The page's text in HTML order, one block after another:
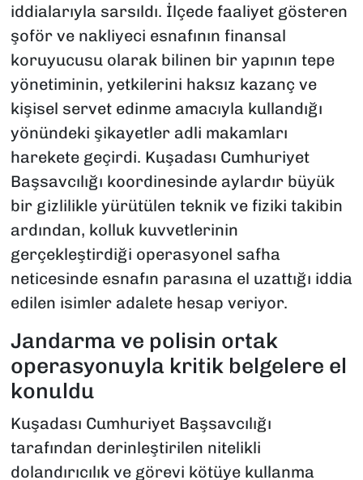
iddialarıyla sarsıldı. İlçede faaliyet gösteren
şoför ve nakliyeci esnafının finansal
koruyucusu olarak bilinen bir yapının tepe
yönetiminin, yetkilerini haksız kazanç ve
kişisel servet edinme amacıyla kullandığı
yönündeki şikayetler adli makamları
harekete geçirdi. Kuşadası Cumhuriyet
Başsavcılığı koordinesinde aylardır büyük
bir gizlilikle yürütülen teknik ve fiziki takibin
ardından, kolluk kuvvetlerinin
gerçekleştirdiği operasyonel safha
neticesinde esnafın parasına el uzattığı iddia
edilen isimler adalete hesap veriyor.
Jandarma ve polisin ortak
operasyonuyla kritik belgelere el
konuldu
Kuşadası Cumhuriyet Başsavcılığı
tarafından derinleştirilen nitelikli
dolandırıcılık ve görevi kötüye kullanma